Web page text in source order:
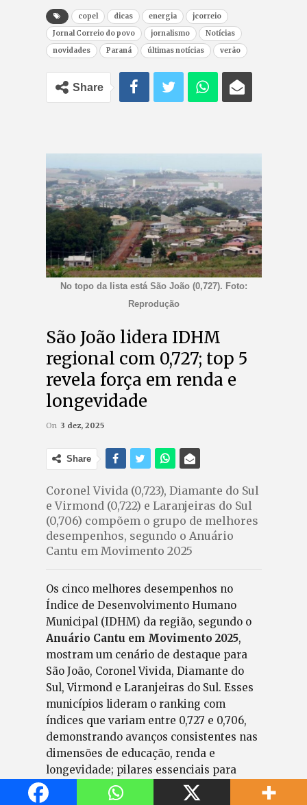
copel dicas energia
jcorreio
Jornal Correio do povo
jornalismo
Notícias
novidades
Paraná últimas notícias verão
Share
No topo da lista está São João (0,727). Foto:
Reprodução
São João lidera IDHM
regional com 0,727; top 5
revela força em renda e
longevidade
On 3 dez, 2025
Share
Coronel Vivida (0,723), Diamante do Sul
e Virmond (0,722) e Laranjeiras do Sul
(0,706) compõem o grupo de melhores
desempenhos, segundo o Anuário
Cantu em Movimento 2025
Os cinco melhores desempenhos no
Índice de Desenvolvimento Humano
Municipal (IDHM) da região, segundo o
Anuário Cantu em Movimento 2025,
mostram um cenário de destaque para
São João, Coronel Vivida, Diamante do
Sul, Virmond e Laranjeiras do Sul. Esses
municípios lideram o ranking com
índices que variam entre 0,727 e 0,706,
demonstrando avanços consistentes nas
dimensões de educação, renda e
longevidade; pilares essenciais para
aferir a qualidade de vida de uma
população.